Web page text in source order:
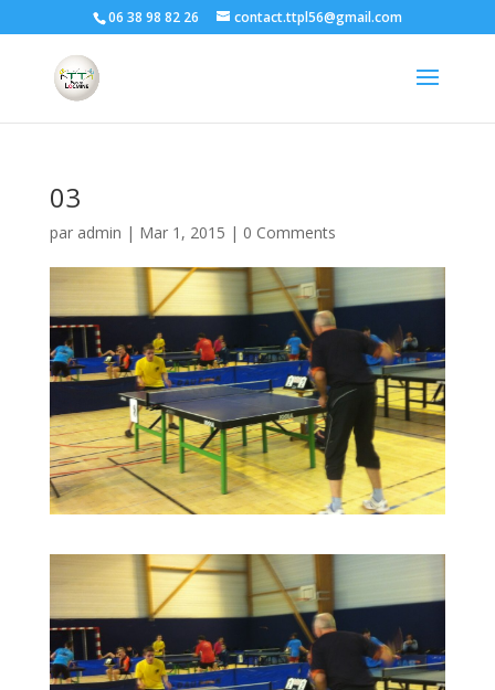
06 38 98 82 26 contact.ttpl56@gmail.com
03
par admin | Mar 1, 2015 | 0 Comments